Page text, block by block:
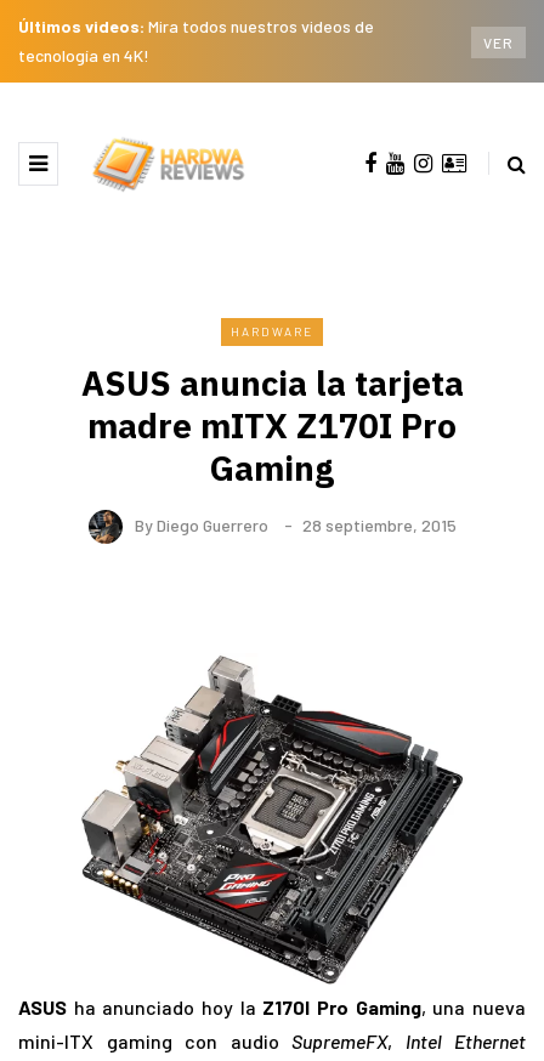
Últimos videos: Mira todos nuestros videos de
tecnología en 4K!
VER
HARDWARE
ASUS anuncia la tarjeta
madre mITX Z170I Pro
Gaming
ByDiego Guerrero 28 septiembre, 2015
ASUS ha anunciado hoy la Z170I Pro Gaming, una nueva
mini-ITX gaming con audio SupremeFX, Intel Ethernet